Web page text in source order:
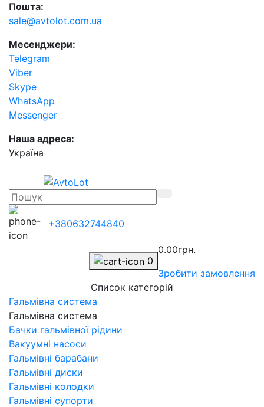
Пошта:
sale@avtolot.com.ua
Месенджери:
Telegram
Viber
Skype
WhatsApp
Messenger
Наша адреса:
Українa
+380632744840
0
0.00грн.
Зробити замовлення
Список категорій
Гальмівна система
Гальмівна система
Бачки гальмівної рідини
Вакуумні насоси
Гальмівні барабани
Гальмівні диски
Гальмівні колодки
Гальмівні супорти